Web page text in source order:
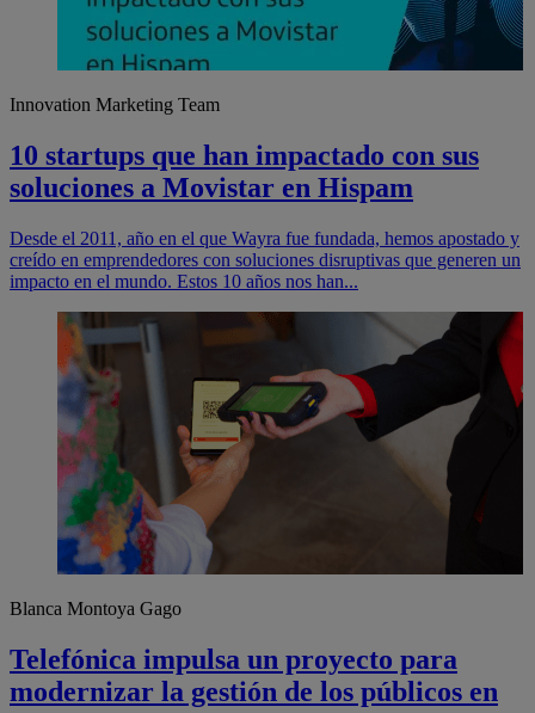
Innovation Marketing Team
10 startups que han impactado con sus
soluciones a Movistar en Hispam
Desde el 2011, año en el que Wayra fue fundada, hemos apostado y
creído en emprendedores con soluciones disruptivas que generen un
impacto en el mundo. Estos 10 años nos han...
Blanca Montoya Gago
Telefónica impulsa un proyecto para
modernizar la gestión de los públicos en